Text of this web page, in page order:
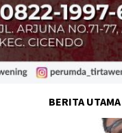
BERITA UTAMA